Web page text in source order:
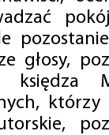
głosy,
którzy